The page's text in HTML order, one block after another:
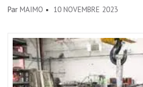
Par MAIMO 10 NOVEMBRE 2023